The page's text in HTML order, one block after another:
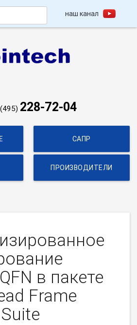
наш канал
228-72-04
САПР
ПРОИЗВОДИТЕЛИ
в пакете
Frame